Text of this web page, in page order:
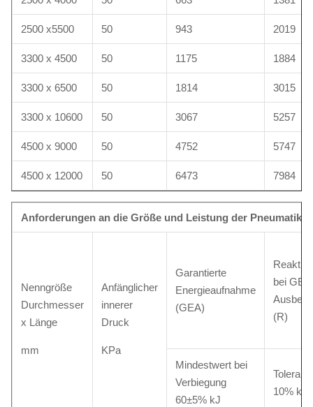
2500 x5500 50 943 2019
3300 x 4500 50 1175 1884
3300 x 6500 50 1814 3015
3300 x 10600 50 3067 5257
4500 x 9000 50 4752 5747
4500 x 12000 50 6473 7984
Anforderungen an die Größe und Leistung der Pneumatik
Nenngröße
Durchmesser
x Länge
mm
Anfänglicher
innerer
Druck
KPa
Garantierte
Energieaufnahme
(GEA)
bei
(R)
Mindestwert bei
Verbiegung
60±5% kJ
10% kN